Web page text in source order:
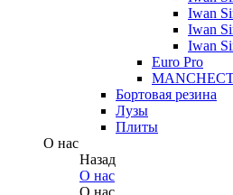
Iwan
Iwan
Iwan
Euro Pro
Бортовая резина
Лузы
Плиты
О нас
Назад
О нас
О нас